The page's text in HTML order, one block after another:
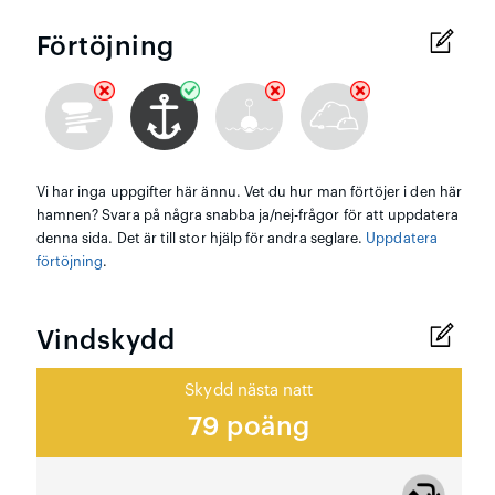
Förtöjning
Vi har inga uppgifter här ännu. Vet du hur man förtöjer i den här
hamnen? Svara på några snabba ja/nej-frågor för att uppdatera
denna sida. Det är till stor hjälp för andra seglare. Uppdatera
förtöjning.
Vindskydd
Skydd nästa natt
79 poäng